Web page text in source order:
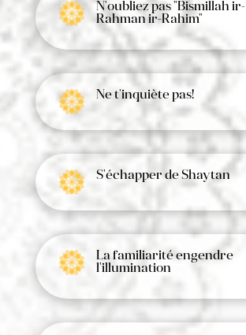
N'oubliez pas "Bismillah ir-
Rahman ir-Rahim"
Ne t'inquiète pas!
S'échapper de Shaytan
La familiarité engendre
l'illumination